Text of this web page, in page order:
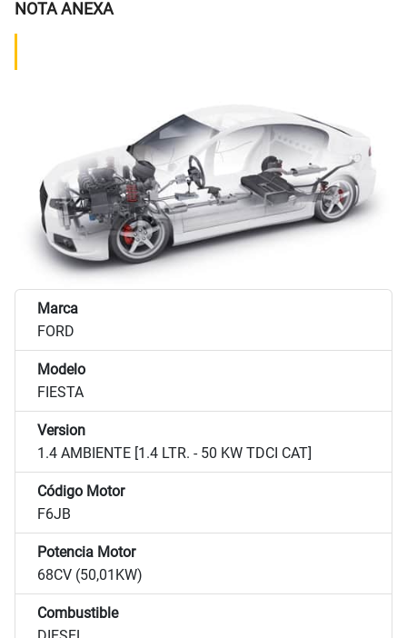
NOTA ANEXA
Marca
FORD
Modelo
FIESTA
Version
1.4 AMBIENTE [1.4 LTR. - 50 KW TDCI CAT]
Código Motor
F6JB
Potencia Motor
68CV (50,01KW)
Combustible